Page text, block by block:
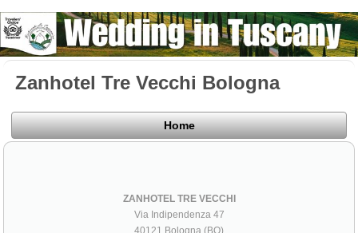
Zanhotel Tre Vecchi Bologna
Home
ZANHOTEL TRE VECCHI
Via Indipendenza 47
40121 Bologna (BO)